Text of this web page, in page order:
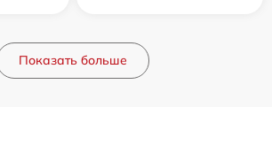
Показать больше